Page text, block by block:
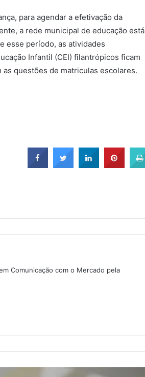
para agendar a efetivação da
a rede municipal de educação está
esse período, as atividades
Infantil (CEI) filantrópicos ficam
questões de matriculas escolares.
Comunicação com o Mercado pela